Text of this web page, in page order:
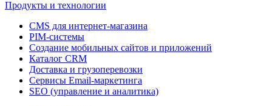
Продукты и технологии
CMS для интернет-магазина
PIM-системы
Создание мобильных сайтов и приложений
Каталог CRM
Доставка и грузоперевозки
Сервисы Email-маркетинга
SEO (управление и аналитика)